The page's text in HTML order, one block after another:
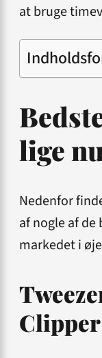
at bruge
lige
Nedenfor
af nogle af
markedet i